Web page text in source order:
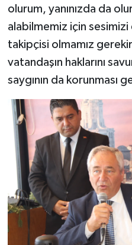
olurum, yanınızda da
alabilmemiz için sesimizi
takipçisi olmamız
vatandaşın haklarını
saygının da korunması